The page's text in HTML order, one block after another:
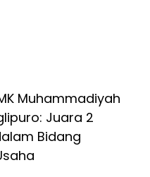
Muhammadiyah
Juara 2
Bidang